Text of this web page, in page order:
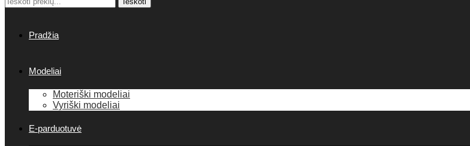
Pradžia
Modeliai
Moteriški modeliai
Vyriški modeliai
E-parduotuvė